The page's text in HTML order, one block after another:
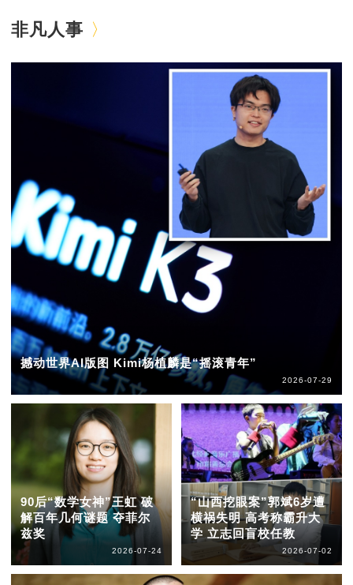
非凡人事
撼动世界AI版图 Kimi杨植麟是“摇滚青年”
2026-07-29
90后“数学女神”王虹 破
解百年几何谜题 夺菲尔
兹奖
2026-07-24
“山西挖眼案”郭斌6岁遭
横祸失明 高考称霸升大
学 立志回盲校任教
2026-07-02